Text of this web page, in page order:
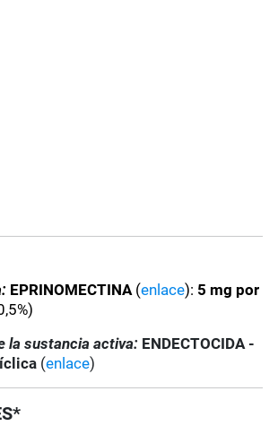
EPRINOMECTINA (enlace): 5 mg por
la sustancia activa: ENDECTOCIDA -
(enlace)